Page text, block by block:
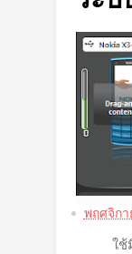
พฤศจิกา
ใช้มือถื